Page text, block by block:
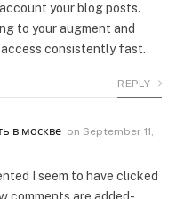
your blog posts.
to your augment and
consistently fast.
REPLY
в москве on September 11,
I seem to have clicked